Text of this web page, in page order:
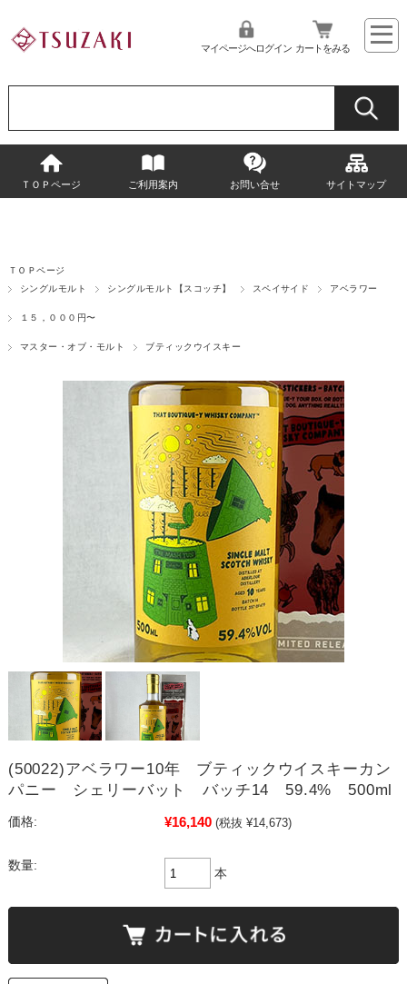
マイページへログイン カートをみる
ＴＯＰページ ご利用案内 お問い合せ サイトマップ
ＴＯＰページ
シングルモルト
シングルモルト【スコッチ】 スペイサイド アベラワー
１５，０００円〜
マスター・オブ・モルト ブティックウイスキー
(50022)アベラワー10年 ブティックウイスキーカン
パニー シェリーバット バッチ14 59.4% 500ml
価格: ¥16,140 (税抜 ¥14,673)
数量:
本